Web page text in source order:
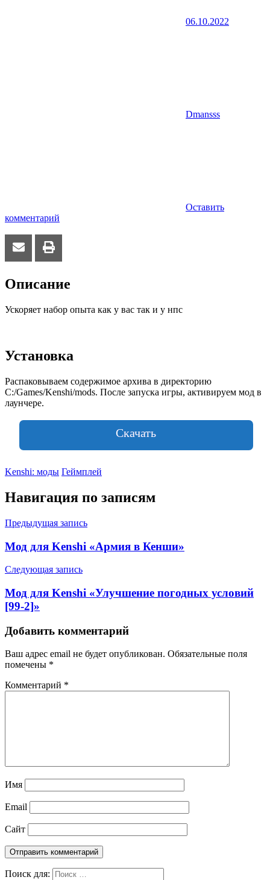
06.10.2022
Dmansss
Оставить
комментарий
Описание
Ускоряет набор опыта как у вас так и у нпс
Установка
Распаковываем содержимое архива в директорию
C:/Games/Kenshi/mods. После запуска игры, активируем мод в
лаунчере.
Скачать
Kenshi: моды Геймплей
Навигация по записям
Предыдущая запись
Мод для Kenshi «Армия в Кенши»
Следующая запись
Мод для Kenshi «Улучшение погодных условий
[99-2]»
Добавить комментарий
Ваш адрес email не будет опубликован. Обязательные поля
помечены *
Комментарий *
Имя
Email
Сайт
Поиск для: